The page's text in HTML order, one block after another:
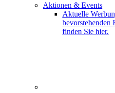
Aktionen & Events
Aktuelle
bevorstehenden
finden Sie hier.